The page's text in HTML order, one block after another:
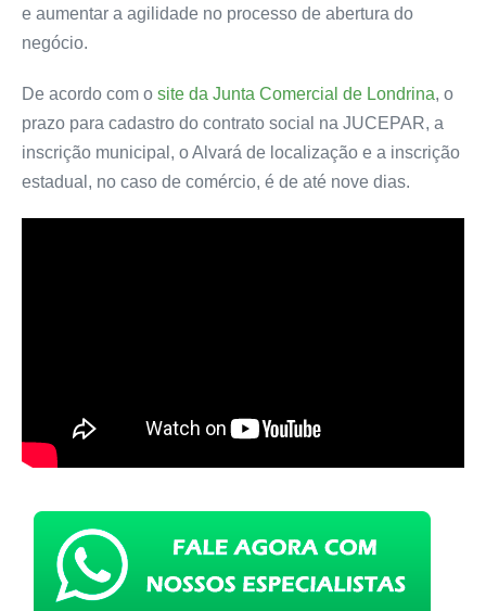
e aumentar a agilidade no processo de abertura do
negócio.
De acordo com o site da Junta Comercial de Londrina, o
prazo para cadastro do contrato social na JUCEPAR, a
inscrição municipal, o Alvará de localização e a inscrição
estadual, no caso de comércio, é de até nove dias.